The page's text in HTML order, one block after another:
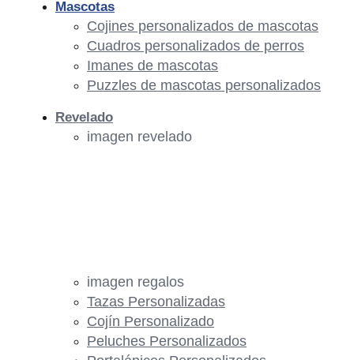
imagen regalos
Tazas Personalizadas
Cojín Personalizado
Peluches Personalizados
Mascotas
Cojines personalizados de mascotas
Cuadros personalizados de perros
Imanes de mascotas
Puzzles de mascotas personalizados
Revelado
imagen revelado